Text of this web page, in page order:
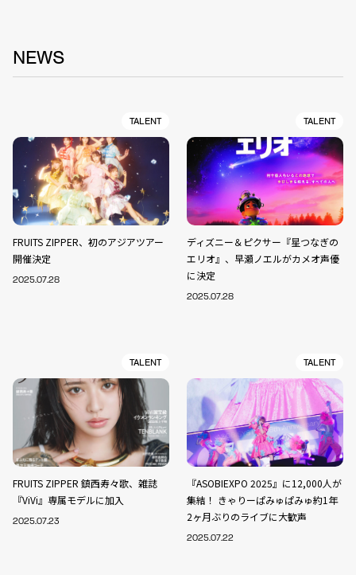
NEWS
TALENT
FRUITS ZIPPER、初のアジアツアー
開催決定
2025.07.28
TALENT
ディズニー＆ピクサー『星つなぎの
エリオ』、早瀬ノエルがカメオ声優
に決定
2025.07.28
TALENT
FRUITS ZIPPER 鎮西寿々歌、雑誌
『ViVi』専属モデルに加入
2025.07.23
TALENT
『ASOBIEXPO 2025』に12,000人が
集結！ きゃりーぱみゅぱみゅ約1年
2ヶ月ぶりのライブに大歓声
2025.07.22